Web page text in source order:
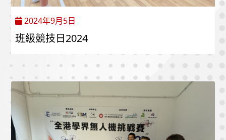
2024年9月5日
班級競技日2024